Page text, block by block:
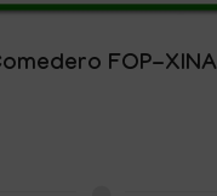
FOP-XINA